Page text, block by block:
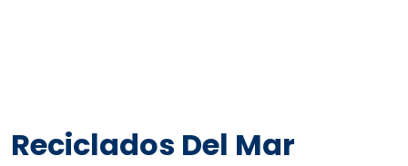
Reciclados Del Mar